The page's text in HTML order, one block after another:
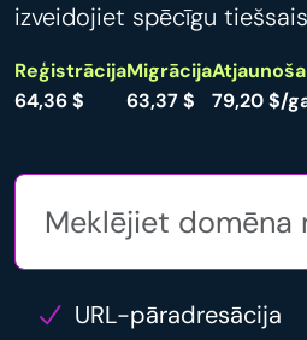
izveidojiet spēcīgu
Reģistrācija
64,36 $
Migrācija
63,37 $
79,20 $/
URL-pāradresācija